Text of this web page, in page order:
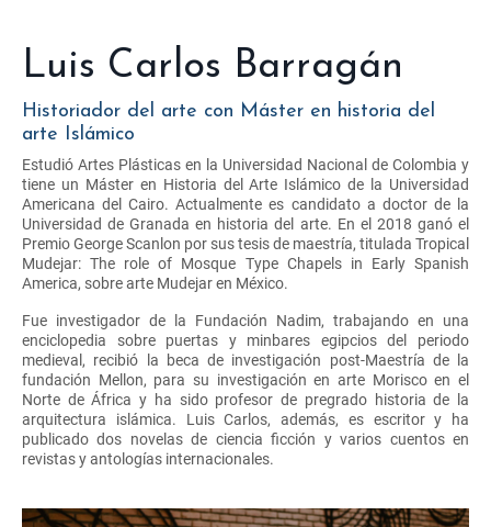
Luis Carlos Barragán
Historiador del arte con Máster en historia del
arte Islámico
Estudió Artes Plásticas en la Universidad Nacional de Colombia y
tiene un Máster en Historia del Arte Islámico de la Universidad
Americana del Cairo. Actualmente es candidato a doctor de la
Universidad de Granada en historia del arte. En el 2018 ganó el
Premio George Scanlon por sus tesis de maestría, titulada Tropical
Mudejar: The role of Mosque Type Chapels in Early Spanish
America, sobre arte Mudejar en México.
Fue investigador de la Fundación Nadim, trabajando en una
enciclopedia sobre puertas y minbares egipcios del periodo
medieval, recibió la beca de investigación post-Maestría de la
fundación Mellon, para su investigación en arte Morisco en el
Norte de África y ha sido profesor de pregrado historia de la
arquitectura islámica. Luis Carlos, además, es escritor y ha
publicado dos novelas de ciencia ficción y varios cuentos en
revistas y antologías internacionales.